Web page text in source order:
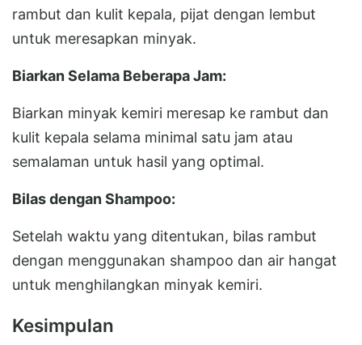
rambut dan kulit kepala, pijat dengan lembut
untuk meresapkan minyak.
Biarkan Selama Beberapa Jam:
Biarkan minyak kemiri meresap ke rambut dan
kulit kepala selama minimal satu jam atau
semalaman untuk hasil yang optimal.
Bilas dengan Shampoo:
Setelah waktu yang ditentukan, bilas rambut
dengan menggunakan shampoo dan air hangat
untuk menghilangkan minyak kemiri.
Kesimpulan